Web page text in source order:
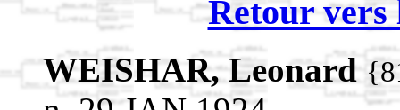
Retour vers
WEISHAR, Leonard